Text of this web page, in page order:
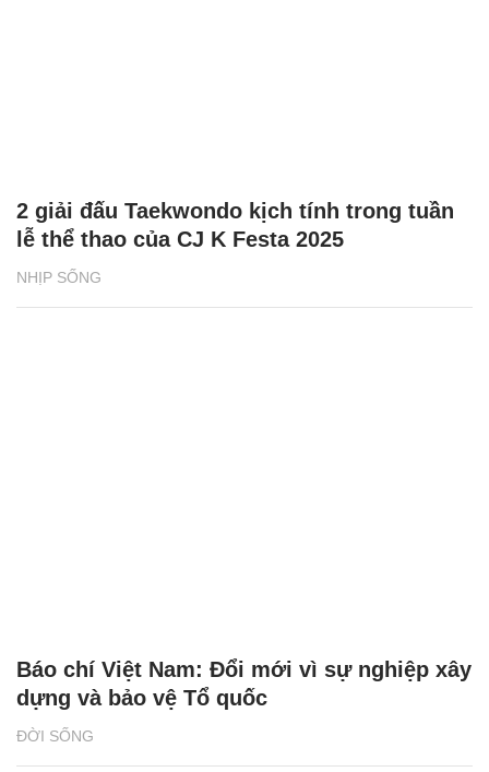
NHỊP SỐNG
2 giải đấu Taekwondo kịch tính trong tuần
lễ thể thao của CJ K Festa 2025
ĐỜI SỐNG
Báo chí Việt Nam: Đổi mới vì sự nghiệp xây
dựng và bảo vệ Tổ quốc